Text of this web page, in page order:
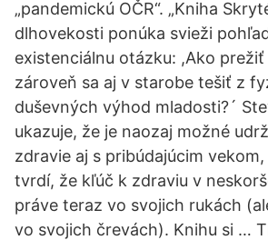
„pandemickú OČR“. „Kniha
dlhovekosti ponúka svieži
existenciálnu otázku: ,Ako
zároveň sa aj v starobe tešiť z
duševných výhod mladosti?´
ukazuje, že je naozaj možné
zdravie aj s pribúdajúcim
tvrdí, že kľúč k zdraviu v
práve teraz vo svojich rukách
vo svojich črevách). Knihu si …